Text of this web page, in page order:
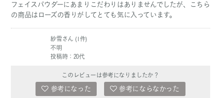
フェイスパウダーにあまりこだわりはありませんでしたが、こちら
の商品はローズの香りがしてとても気に入っています。
紗雪さん (1件)
不明
投稿時：20代
このレビューは参考になりましたか？
参考になった 参考にならなかった